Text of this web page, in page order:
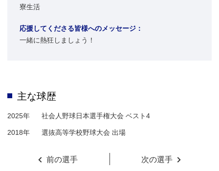
寮生活
応援してくださる皆様へのメッセージ：
一緒に熱狂しましょう！
主な球歴
2025年 社会人野球日本選手権大会 ベスト4
2018年 選抜高等学校野球大会 出場
前の選手 次の選手